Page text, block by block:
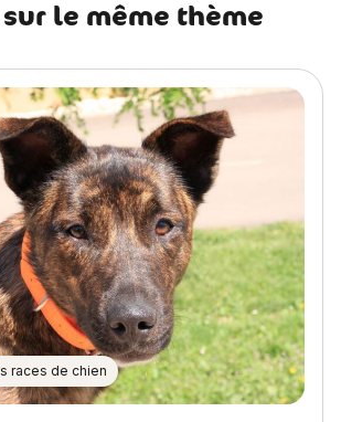
le même thème
races de chien